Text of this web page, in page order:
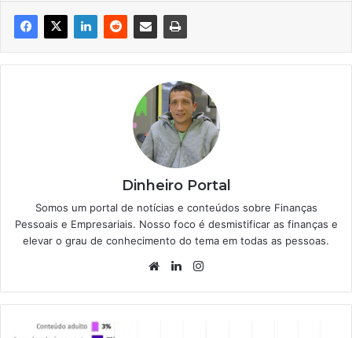
Dinheiro Portal
Somos um portal de notícias e conteúdos sobre Finanças
Pessoais e Empresariais. Nosso foco é desmistificar as finanças e
elevar o grau de conhecimento do tema em todas as pessoas.
WebsiteLinkedin